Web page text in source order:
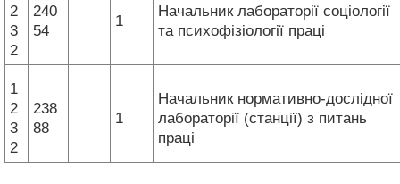
2
3
2
240
54
1
Начальник лабораторії соціології
та психофізіології праці
1
2
3
2
238
88
1
Начальник нормативно-дослідної
лабораторії (станції) з питань
праці